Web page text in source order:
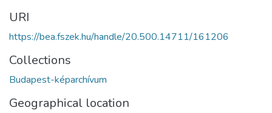
URI
https://bea.fszek.hu/handle/20.500.14711/161206
Collections
Budapest-képarchívum
Geographical location